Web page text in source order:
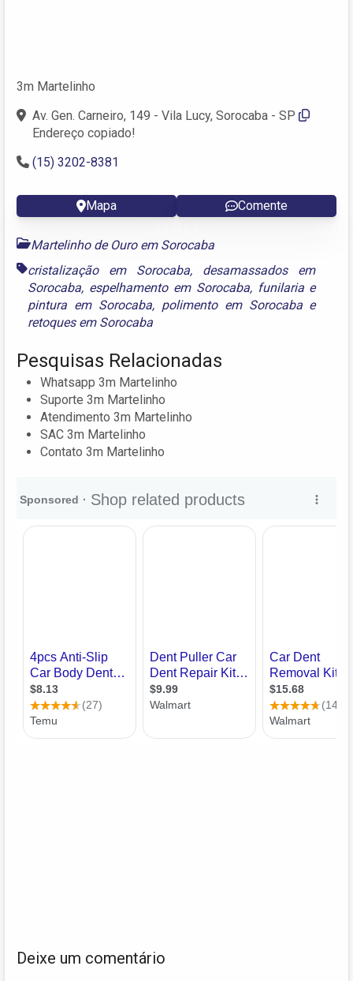
3m Martelinho
Av. Gen. Carneiro, 149 - Vila Lucy, Sorocaba - SP
Endereço copiado!
(15) 3202-8381
Mapa Comente
Martelinho de Ouro em Sorocaba
cristalização em Sorocaba, desamassados em
Sorocaba, espelhamento em Sorocaba, funilaria e
pintura em Sorocaba, polimento em Sorocabae
retoques em Sorocaba
Pesquisas Relacionadas
Whatsapp 3m Martelinho
Suporte 3m Martelinho
Atendimento 3m Martelinho
SAC 3m Martelinho
Contato 3m Martelinho
Deixe um comentário